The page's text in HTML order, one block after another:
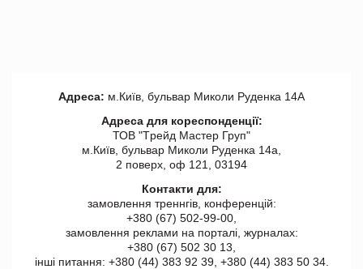
Адреса: м.Київ, бульвар Миколи Руденка 14А
Адреса для кореспонденції:
ТОВ "Tрейд Мастер Груп"
м.Київ, бульвар Миколи Руденка 14а,
2 поверх, оф 121, 03194
Контакти для:
замовлення треннгів, конференцій:
+380 (67) 502-99-00,
замовлення реклами на порталі, журналах:
+380 (67) 502 30 13,
інші питання: +380 (44) 383 92 39, +380 (44) 383 50 34.